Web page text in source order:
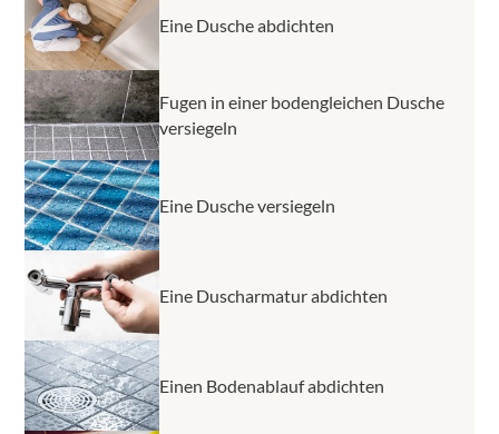
Eine Dusche abdichten
Fugen in einer bodengleichen Dusche
versiegeln
Eine Dusche versiegeln
Eine Duscharmatur abdichten
Einen Bodenablauf abdichten